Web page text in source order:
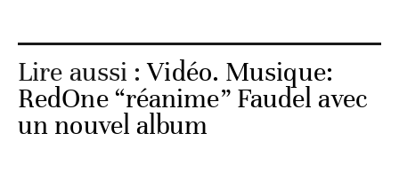
Lire aussi :Vidéo. Musique:
RedOne “réanime” Faudel avec
un nouvel album